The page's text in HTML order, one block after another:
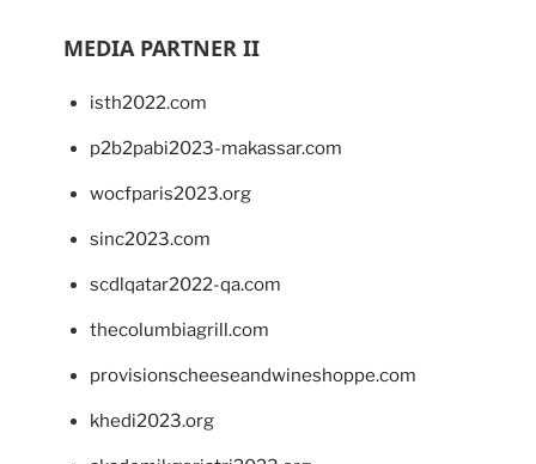
MEDIA PARTNER II
isth2022.com
p2b2pabi2023-makassar.com
wocfparis2023.org
sinc2023.com
scdlqatar2022-qa.com
thecolumbiagrill.com
provisionscheeseandwineshoppe.com
khedi2023.org